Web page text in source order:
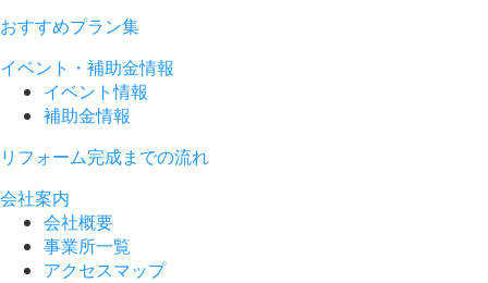
おすすめプラン集
イベント・補助金情報
イベント情報
補助金情報
リフォーム完成までの流れ
会社案内
会社概要
事業所一覧
アクセスマップ